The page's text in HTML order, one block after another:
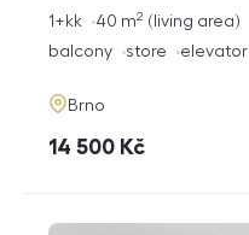
rozměry
1+kk living area
40 m2
funkce
balcony store elevator
adresa
Brno
cena
14 500 Kč